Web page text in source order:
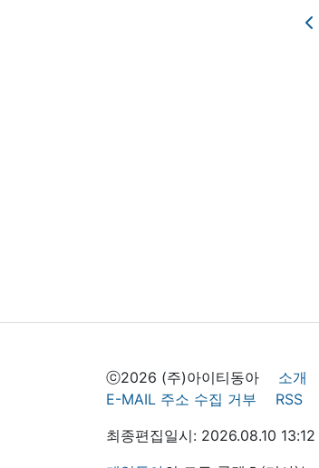
ⓒ2026 (주)아이티동아 소개
E-MAIL 주소 수집 거부
RSS
최종편집일시: 2026.08.10 13:12